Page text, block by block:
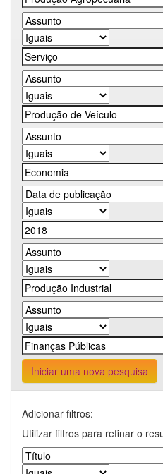
Iniciar uma nova pesquisa
Adicionar filtros:
Utilizar filtros para refinar o